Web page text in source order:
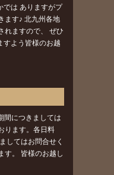
では ありますがプ
ます♪ 北九州各地
れますので、 ぜひ
すよう皆様のお越
間につきましては
ります。各日料
してはお問合せく
す。 皆様のお越し